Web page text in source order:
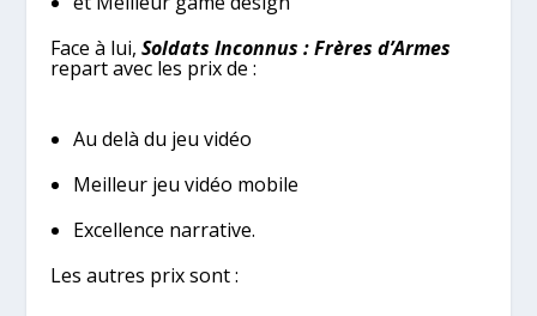
Face à lui,Soldats Inconnus : Frères d’Armes
repart avec les prix de :
Au delà du jeu vidéo
Meilleur jeu vidéo mobile
Excellence narrative.
Les autres prix sont :